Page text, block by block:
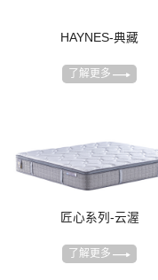
了解更多